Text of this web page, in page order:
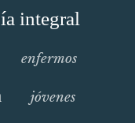
integral
enfermos
jóvenes